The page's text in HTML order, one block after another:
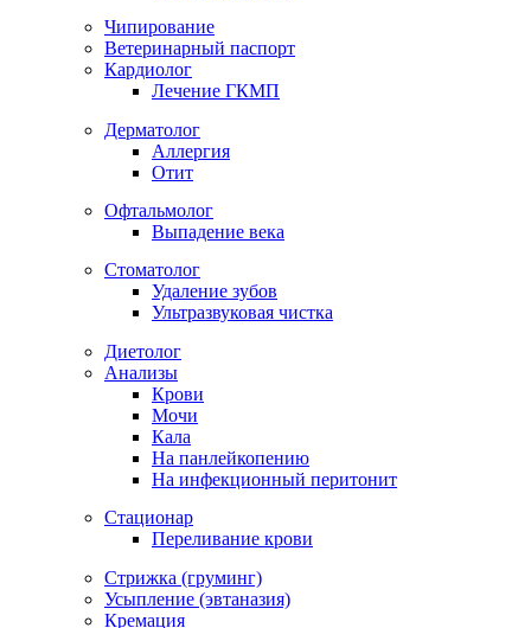
Чипирование
Ветеринарный паспорт
Кардиолог
Лечение ГКМП
Дерматолог
Аллергия
Отит
Офтальмолог
Выпадение века
Стоматолог
Удаление зубов
Ультразвуковая чистка
Диетолог
Анализы
Крови
Мочи
Кала
На панлейкопению
На инфекционный перитонит
Стационар
Переливание крови
Стрижка (груминг)
Усыпление (эвтаназия)
Кремация